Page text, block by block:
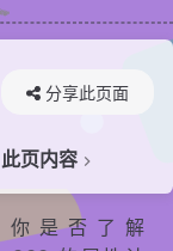
分享此页面
此页内容
确定声明值
层叠冲突
你是否了解